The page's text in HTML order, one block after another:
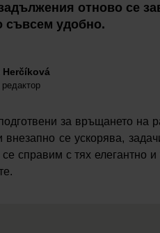
отново се
съвсем удобно.
Herčíková
за връщането на
се ускорява,
справим с тях елегантно и